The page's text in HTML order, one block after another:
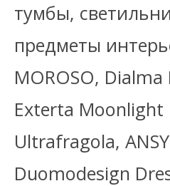
тумбы,
предметы
MOROSO,
Exterta Moonlight
Ultrafragola,
Duomodesign